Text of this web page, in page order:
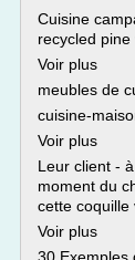
Cuisine
recycled
Voir plus
meubles de
cuisine-
Voir plus
Leur client -
moment du
cette coquille
Voir plus